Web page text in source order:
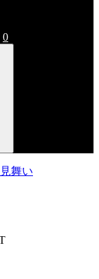
0
舞い